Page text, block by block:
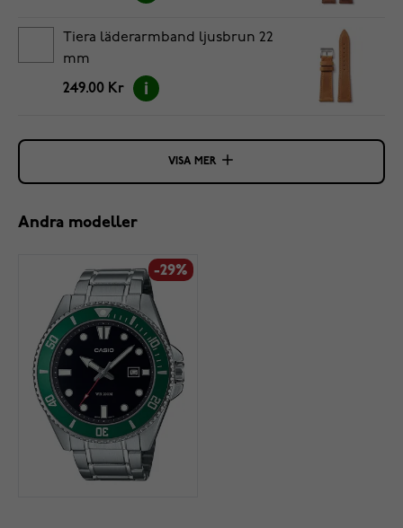
Tiera läderarmband ljusbrun 22
mm
249.00 Kr
VISA MER
Andra modeller
-29%